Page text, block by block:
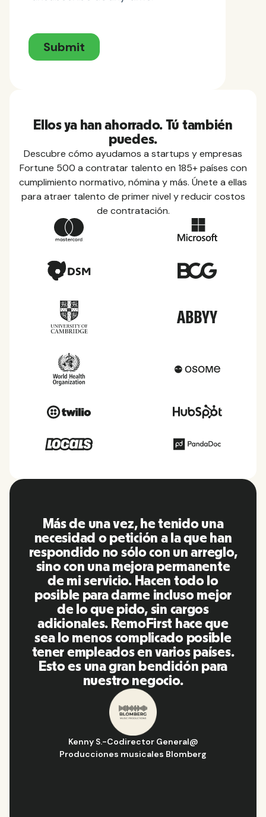
Ellos ya han ahorrado. Tú también
puedes.
Descubre cómo ayudamos a startups y empresas
Fortune 500 a contratar talento en 185+ países con
cumplimiento normativo, nómina y más. Únete a ellas
para atraer talento de primer nivel y reducir costos
de contratación.
RemoFirst es una plataforma
increíble, todo es muy fácil de usar
y fácil de usar en comparación con
otras herramientas que he estado
utilizando en el pasado. Inna y el
equipo fueron puntuales y
respondieron a mis preguntas de
manera más que oportuna,
¡además de hacernos la vida súper
fácil! Un gran equipo y una gran
plataforma, la recomendaré
encarecidamente a mi red.
-Director de Operaciones y Estrategia
Aflorítmico